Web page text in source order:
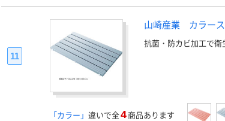
11
山崎産業 カラー
抗菌・防カビ加工で衛
「カラー」 違いで全4 商品あります